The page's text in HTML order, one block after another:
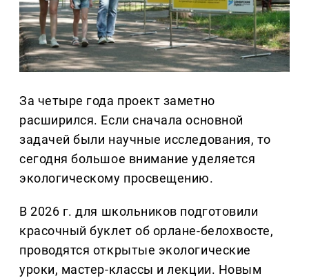
За четыре года проект заметно
расширился. Если сначала основной
задачей были научные исследования, то
сегодня большое внимание уделяется
экологическому просвещению.
В 2026 г. для школьников подготовили
красочный буклет об орлане-белохвосте,
проводятся открытые экологические
уроки, мастер-классы и лекции. Новым